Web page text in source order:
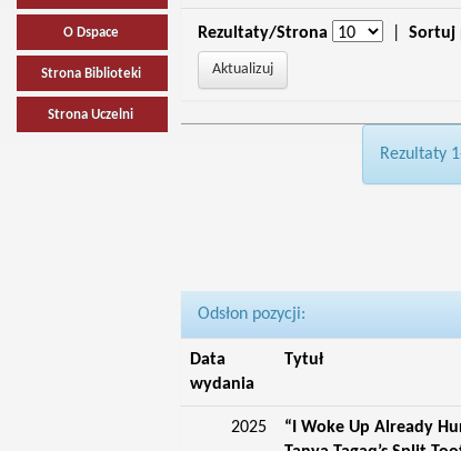
O Dspace
Strona Biblioteki
Strona Uczelni
Rezultaty/Strona Sortuj
Rezultaty
Odsłon pozycji:
Data
wydania
Tytuł
2025
“I Woke Up Already